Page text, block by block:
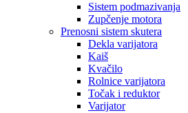
Sistem podmazivanja
Zupčenje motora
Prenosni sistem skutera
Dekla varijatora
Kaiš
Kvačilo
Rolnice varijatora
Točak i reduktor
Varijator